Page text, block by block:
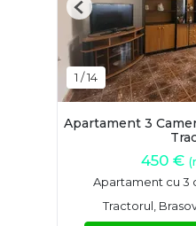
1 /14
Previous
Apartament 3
450 €
Apartament cu 3
Tractorul,